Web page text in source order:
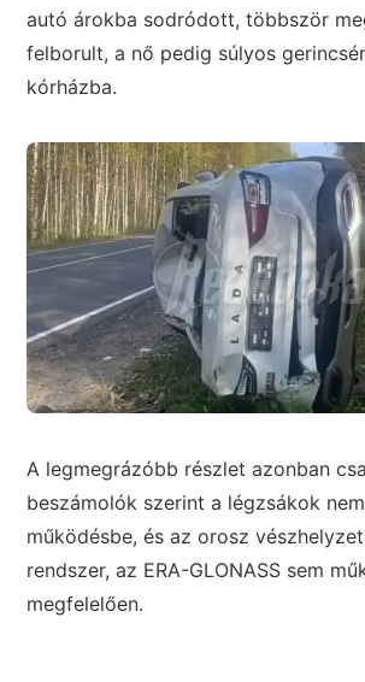
autó árokba sodródott, többször
felborult, a nő pedig súlyos
kórházba.
A legmegrázóbb részlet azonban
beszámolók szerint a légzsákok
működésbe, és az orosz
rendszer, az ERA-GLONASS sem
megfelelően.